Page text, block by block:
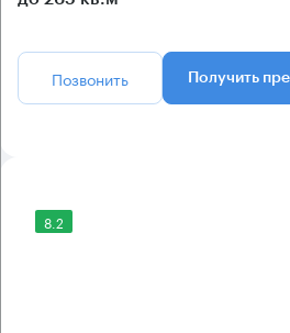
Позвонить Получить
8.2